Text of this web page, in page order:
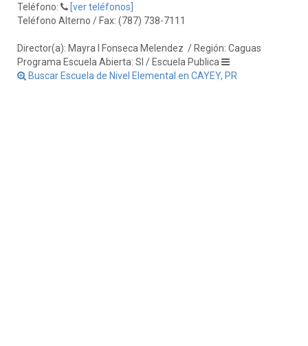
Teléfono:
[ver teléfonos]
Teléfono Alterno / Fax: (787) 738-7111
Director(a): Mayra I Fonseca Melendez / Región: Caguas
Programa Escuela Abierta: SI / Escuela Publica
Buscar Escuela de Nivel Elemental en CAYEY, PR